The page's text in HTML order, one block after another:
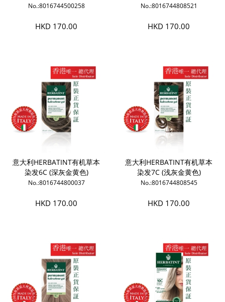
No.:8016744500258
HKD 170.00
No.:8016744808521
HKD 170.00
意大利HERBATINT有机草本
染发6C (深灰金黄色)
No.:8016744800037
HKD 170.00
意大利HERBATINT有机草本
染发7C (浅灰金黄色)
No.:8016744808545
HKD 170.00